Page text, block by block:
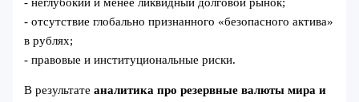
- отсутствие глобально признанного «безопасного актива»
в рублях;
- правовые и институциональные риски.
В результатеаналитика про резервные валюты мира и